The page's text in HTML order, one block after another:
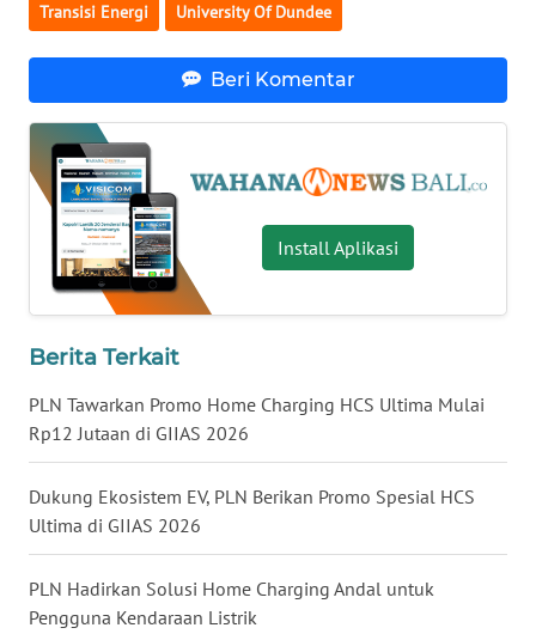
Transisi Energi University Of Dundee
Beri Komentar
Install Aplikasi
Berita Terkait
PLN Tawarkan Promo Home Charging HCS Ultima Mulai
Rp12 Jutaan di GIIAS 2026
Dukung Ekosistem EV, PLN Berikan Promo Spesial HCS
Ultima di GIIAS 2026
PLN Hadirkan Solusi Home Charging Andal untuk
Pengguna Kendaraan Listrik
WN
WN
MALUT
WN
DAIRI
WN
WN
LANGKAT
TAPANULI
SELATAN